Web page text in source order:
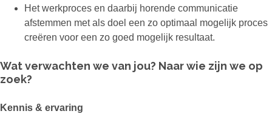
Het werkproces en daarbij horende communicatie
afstemmen met als doel een zo optimaal mogelijk proces
creëren voor een zo goed mogelijk resultaat.
Wat verwachten we van jou? Naar wie zijn we op
zoek?
Kennis & ervaring